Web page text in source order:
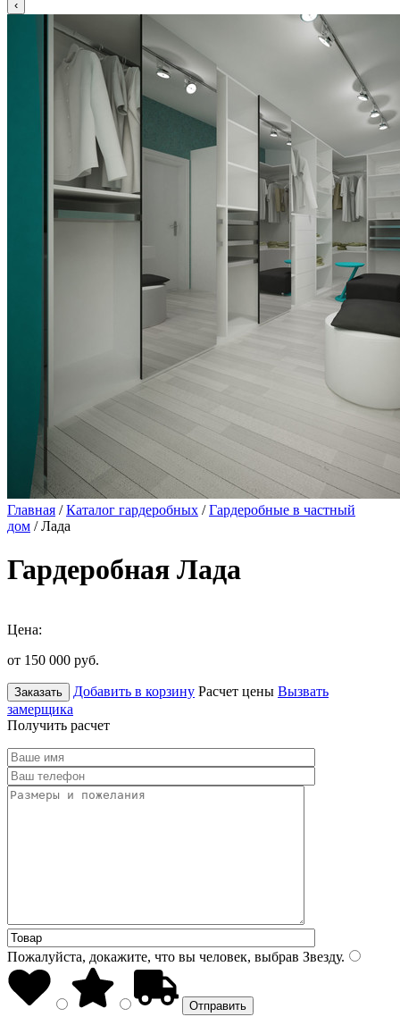
Главная /Каталог гардеробных /Гардеробные в частный
дом / Лада
Гардеробная Лада
Цена:
от 150 000 руб.
Заказать Добавить в корзину Расчет цены Вызвать
замерщика
Получить расчет
Пожалуйста, докажите, что вы человек, выбрав Звезду.